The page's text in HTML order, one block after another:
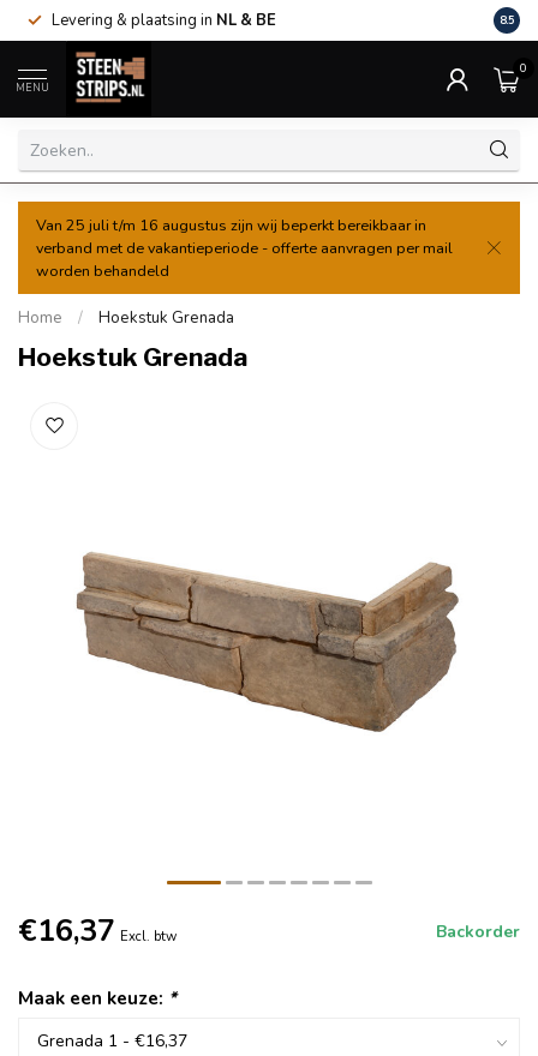
Levering & plaatsing in NL & BE Al
8.5
MENU
0
Van 25 juli t/m 16 augustus zijn wij beperkt bereikbaar in
verband met de vakantieperiode - offerte aanvragen per mail
worden behandeld
Home / Hoekstuk Grenada
Hoekstuk Grenada
€16,37 Excl. btw Backorder
Maak een keuze: *